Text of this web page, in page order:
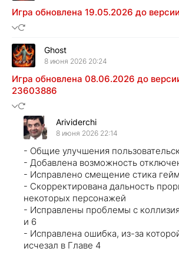
Игра обновлена 19.05.2026 до
Ghost
8 июня 2026 20:24
Игра обновлена 08.06.2026 до
23603886
Arividerchi
8 июня 2026 22:14
- Общие улучшения
- Добавлена ​​возможность
- Исправлено смещение стика
- Скорректирована дальность
некоторых персонажей
- Исправлены проблемы с
и 6
- Исправлена ​​ошибка, из-за
исчезал в Главе 4